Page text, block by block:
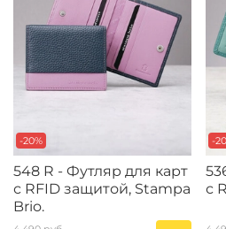
-20%
548 R - Футляр для карт
с RFID защитой, Stampa
Brio.
-
с